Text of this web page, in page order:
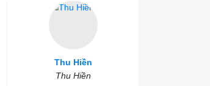
Thu Hiền
Thu Hiền